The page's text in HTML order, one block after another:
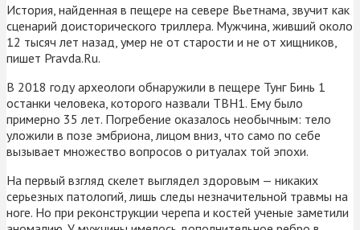
История, найденная в пещере на севере Вьетнама, звучит как
сценарий доисторического триллера. Мужчина, живший около
12 тысяч лет назад, умер не от старости и не от хищников,
пишет Pravda.Ru.
В 2018 году археологи обнаружили в пещере Тунг Бинь 1
останки человека, которого назвали TBH1. Ему было
примерно 35 лет. Погребение оказалось необычным: тело
уложили в позе эмбриона, лицом вниз, что само по себе
вызывает множество вопросов о ритуалах той эпохи.
На первый взгляд скелет выглядел здоровым — никаких
серьезных патологий, лишь следы незначительной травмы на
ноге. Но при реконструкции черепа и костей ученые заметили